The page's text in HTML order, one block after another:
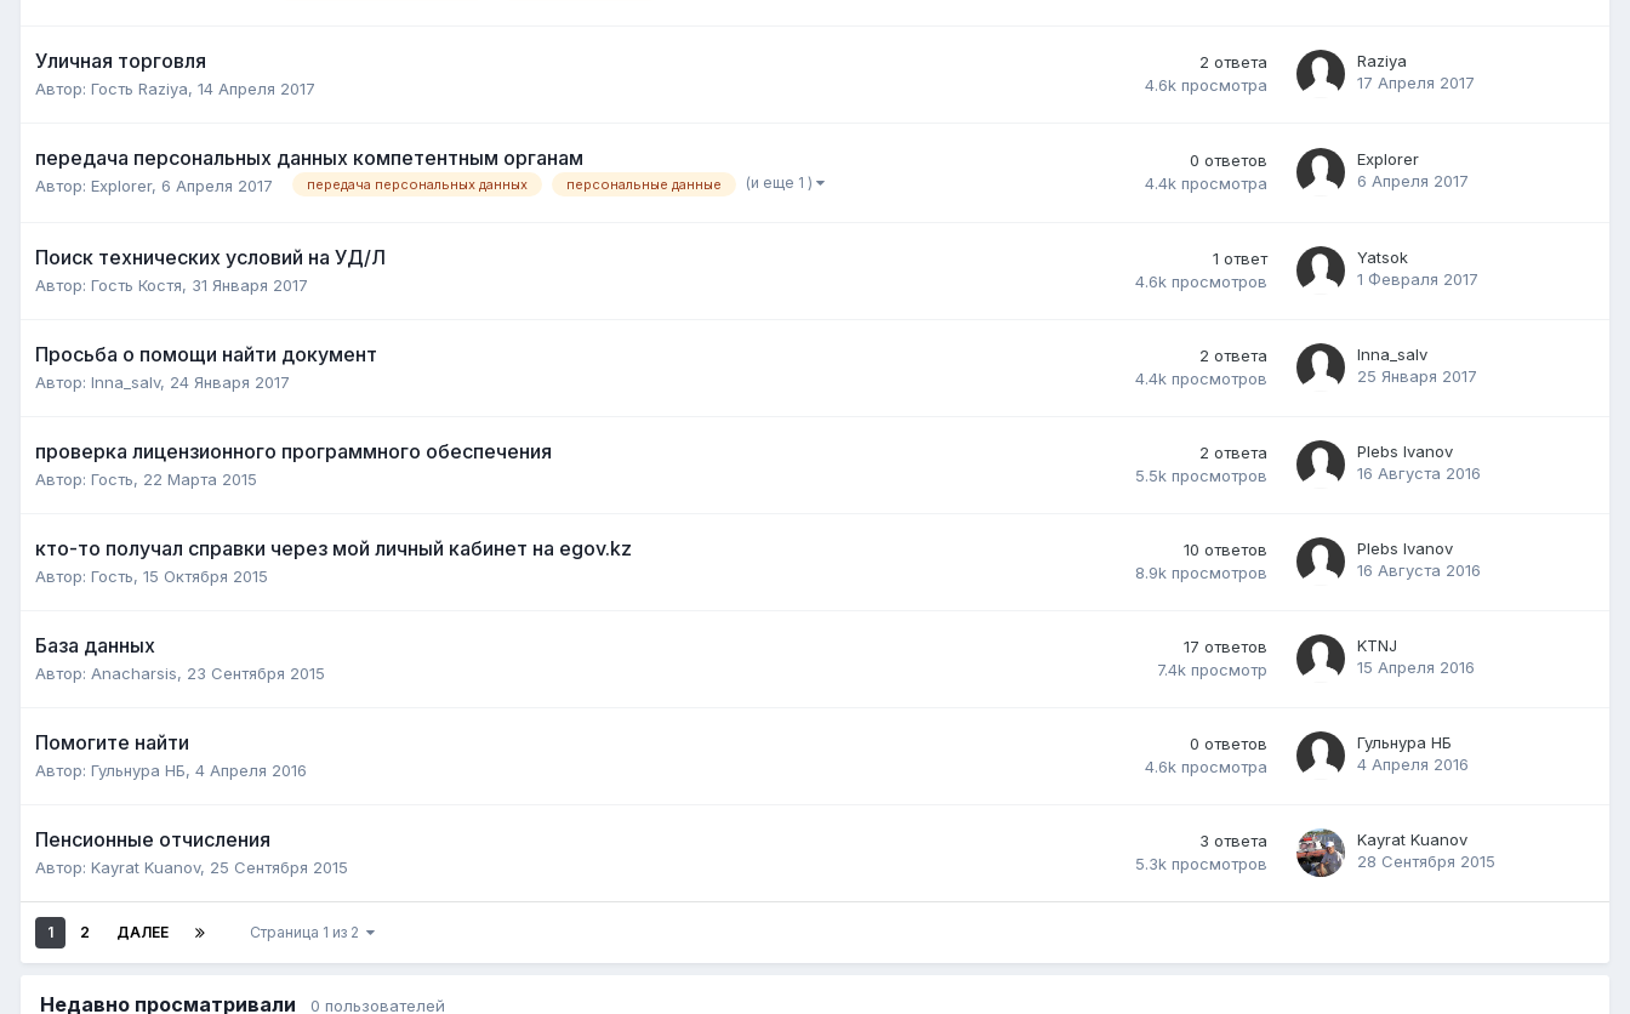
Уличная торговля
Автор: Гость Raziya, 14 Апреля 2017
2 ответа
4.6k просмотра
Raziya
17 Апреля 2017
передача персональных данных компетентным органам
Автор: Explorer, 6 Апреля 2017 передача персональных данных персональные данные (и еще 1 )
0 ответов
4.4k просмотра
Explorer
6 Апреля 2017
Поиск технических условий на УД/Л
Автор: Гость Костя, 31 Января 2017
1 ответ
4.6k просмотров
Yatsok
1 Февраля 2017
Просьба о помощи найти документ
Автор: Inna_salv, 24 Января 2017
2 ответа
4.4k просмотров
Inna_salv
25 Января 2017
проверка лицензионного программного обеспечения
Автор: Гость, 22 Марта 2015
2 ответа
5.5k просмотров
Plebs Ivanov
16 Августа 2016
кто-то получал справки через мой личный кабинет на egov.kz
Автор: Гость, 15 Октября 2015
10 ответов
8.9k просмотров
Plebs Ivanov
16 Августа 2016
База данных
Автор: Anacharsis, 23 Сентября 2015
17 ответов
7.4k просмотр
KTNJ
15 Апреля 2016
Помогите найти
Автор: Гульнура НБ, 4 Апреля 2016
0 ответов
4.6k просмотра
Гульнура НБ
4 Апреля 2016
Пенсионные отчисления
Автор: Kayrat Kuanov, 25 Сентября 2015
3 ответа
5.3k просмотров
Kayrat Kuanov
28 Сентября 2015
1 2 ДАЛЕЕ Страница 1 из 2
Недавно просматривали 0 пользователей